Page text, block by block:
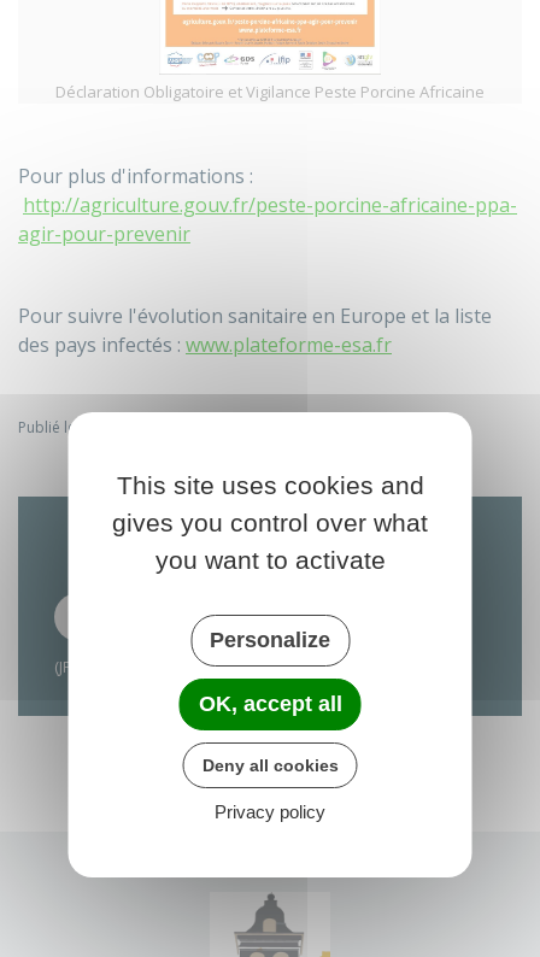
Déclaration Obligatoire et Vigilance Peste Porcine Africaine
Pour plus d'informations :
http://agriculture.gouv.fr/peste-porcine-africaine-ppa-
agir-pour-prevenir
Pour suivre l'évolution sanitaire en Europe et la liste
des pays infectés : www.plateforme-esa.fr
Publié le mercredi 18 septembre 2024
TÉLÉCHARGER
Peste Porcine Africaine
(JPG 154.83 ko)
This site uses cookies and
gives you control over what
you want to activate
Personalize
OK, accept all
Deny all cookies
Privacy policy